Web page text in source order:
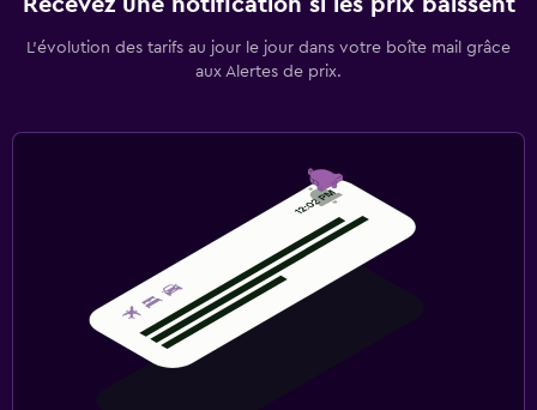
L’évolution des tarifs au jour le jour dans votre boîte mail grâce
aux Alertes de prix.